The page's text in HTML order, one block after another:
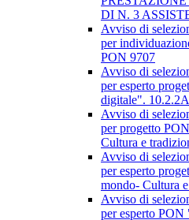
DI N. 3
Avviso di
per
PON 9707
Avviso di
per esperto
digitale". 10.2.2A
Avviso di
per progetto
Cultura e
Avviso di
per esperto
mondo- Cultura
Avviso di
per esperto